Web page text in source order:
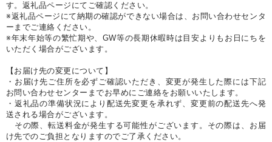
す。返礼品ページにてご確認ください。
※返礼品ページにて納期の確認ができない場合は、お問い合わせセンタ
ーまでご連絡ください。
※年末年始等の繁忙期や、GW等の長期休暇時は目安よりもお日にちを
いただく場合がございます。
【お届け先の変更について】
・お届け先ご住所を必ずご確認いただき、変更が発生した際には下記
お問い合わせセンターまでお早めにご連絡をお願いいたします。
・返礼品の準備状況により配送先変更を承れず、変更前の配送先へ発
送される場合がございます。
その際、転送料金が発生する可能性がございます。その際は、お届
け先でのご負担となりますのでご了承ください。